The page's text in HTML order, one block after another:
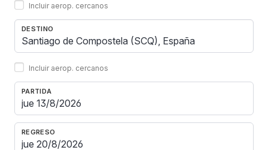
Incluir aerop. cercanos
DESTINO
Incluir aerop. cercanos
PARTIDA
REGRESO